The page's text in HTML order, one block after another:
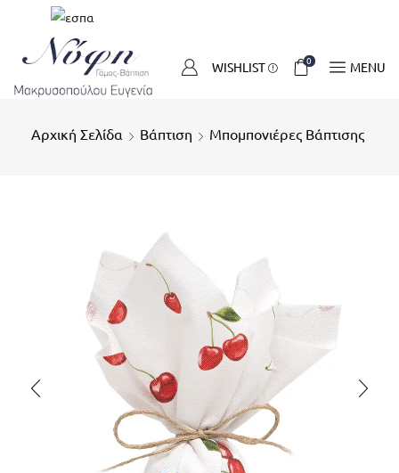
WISHLIST 0 MENU
Αρχική Σελίδα Βάπτιση Μπομπονιέρες Βάπτισης